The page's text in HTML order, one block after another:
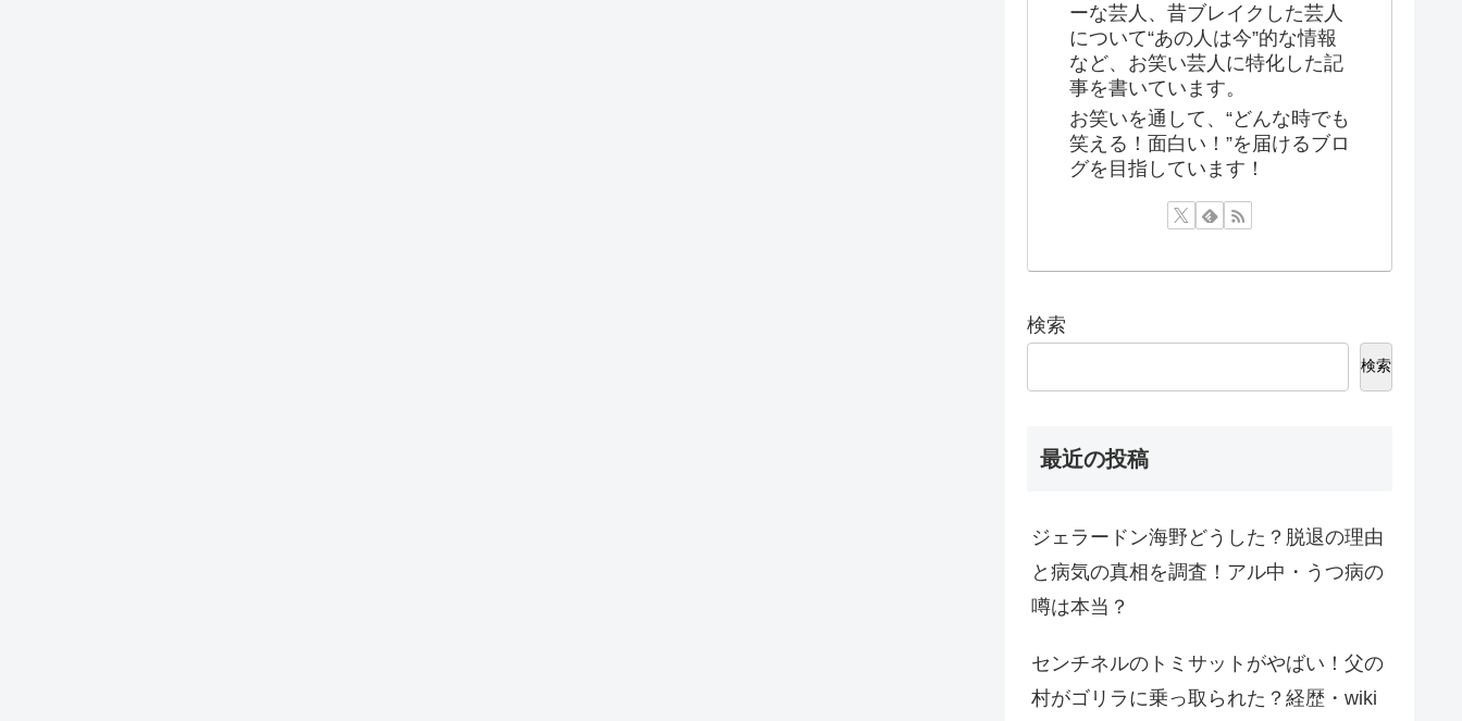
ーな芸人、昔ブレイクした芸人
について“あの人は今”的な情報
など、お笑い芸人に特化した記
事を書いています。
お笑いを通して、“どんな時でも
笑える！面白い！”を届けるブロ
グを目指しています！
検索
検索
最近の投稿
ジェラードン海野どうした？脱退の理由
と病気の真相を調査！アル中・うつ病の
噂は本当？
センチネルのトミサットがやばい！父の
村がゴリラに乗っ取られた？経歴・wiki